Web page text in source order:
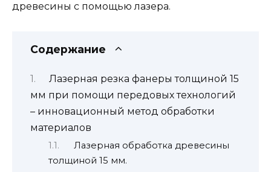
древесины с помощью лазера.
Содержание
Лазерная резка фанеры толщиной 15
мм при помощи передовых технологий
– инновационный метод обработки
материалов
Лазерная обработка древесины
толщиной 15 мм.